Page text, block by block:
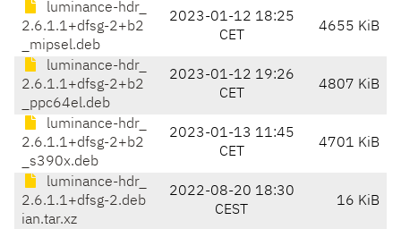
luminance-hdr_
2.6.1.1+dfsg-2+b2
_mipsel.deb
2023-01-12 18:25
CET
4655 KiB
luminance-hdr_
2.6.1.1+dfsg-2+b2
_ppc64el.deb
2023-01-12 19:26
CET
4807 KiB
luminance-hdr_
2.6.1.1+dfsg-2+b2
_s390x.deb
2023-01-13 11:45
CET
4701 KiB
luminance-hdr_
2.6.1.1+dfsg-2.deb
ian.tar.xz
2022-08-20 18:30
CEST
16 KiB